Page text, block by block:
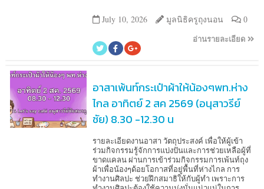
July 10, 2026 มูลนิธิครูถุงนอน 0
อ่านรายละเอียด
อาสาเพ้นท์กระเป๋าผ้าให้น้องๆพท.ห่าง
ไกล อาทิตย์ 2 สค 2569 (อนุสาวรีย์
ชัย) 8.30 -12.30 น
รายละเอียดงานอาสา วัตถุประสงค์ เพื่อให้ผู้เข้า
ร่วมกิจกรรมรู้จักการแบ่งปันและการช่วยเหลือผู้ที่
ขาดแคลน ผ่านการเข้าร่วมกิจกรรมการเพ้นท์ถุง
ผ้าเพื่อน้องๆด้อยโอกาสที่อยู่พื้นที่ห่างไกล การ
ทำงานศิลปะ ช่วยฝึกสมาธิให้กับผู้ทำ เพราะการ